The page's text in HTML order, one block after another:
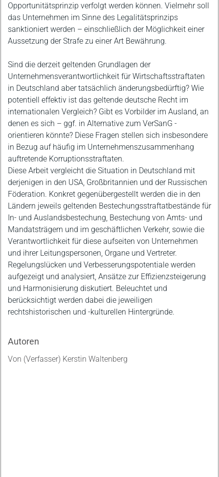
Opportunitätsprinzip verfolgt werden können. Vielmehr soll
das Unternehmen im Sinne des Legalitätsprinzips
sanktioniert werden – einschließlich der Möglichkeit einer
Aussetzung der Strafe zu einer Art Bewährung.
Sind die derzeit geltenden Grundlagen der
Unternehmensverantwortlichkeit für Wirtschaftsstraftaten
in Deutschland aber tatsächlich änderungsbedürftig? Wie
potentiell effektiv ist das geltende deutsche Recht im
internationalen Vergleich? Gibt es Vorbilder im Ausland, an
denen es sich – ggf. in Alternative zum VerSanG -
orientieren könnte? Diese Fragen stellen sich insbesondere
in Bezug auf häufig im Unternehmenszusammenhang
auftretende Korruptionsstraftaten.
Diese Arbeit vergleicht die Situation in Deutschland mit
derjenigen in den USA, Großbritannien und der Russischen
Föderation. Konkret gegenübergestellt werden die in den
Ländern jeweils geltenden Bestechungsstraftatbestände für
In- und Auslandsbestechung, Bestechung von Amts- und
Mandatsträgern und im geschäftlichen Verkehr, sowie die
Verantwortlichkeit für diese aufseiten von Unternehmen
und ihrer Leitungspersonen, Organe und Vertreter.
Regelungslücken und Verbesserungspotentiale werden
aufgezeigt und analysiert, Ansätze zur Effizienzsteigerung
und Harmonisierung diskutiert. Beleuchtet und
berücksichtigt werden dabei die jeweiligen
rechtshistorischen und -kulturellen Hintergründe.
Autoren
Von (Verfasser) Kerstin Waltenberg